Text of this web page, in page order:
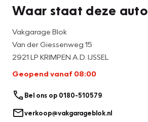
Waar staat deze auto
Vakgarage Blok
Van der Giessenweg 15
2921 LP KRIMPEN A.D. IJSSEL
Geopend vanaf 08:00
Bel ons op 0180-510579
verkoop@vakgarageblok.nl